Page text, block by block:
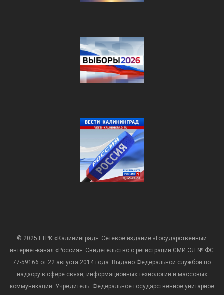
© 2025 ГТРК «Калининград». Сетевое издание «Государственный
интернет-канал «Россия». Свидетельство о регистрации СМИ ЭЛ № ФС
77-59166 от 22 августа 2014 года. Выдано Федеральной службой по
надзору в сфере связи, информационных технологий и массовых
коммуникаций. Учредитель: Федеральное государственное унитарное